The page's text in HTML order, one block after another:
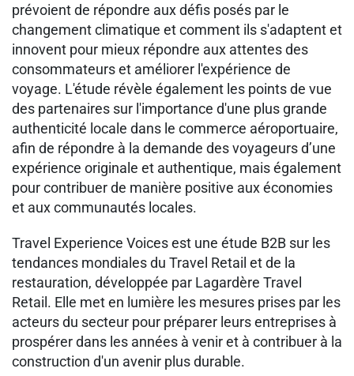
prévoient de répondre aux défis posés par le
changement climatique et comment ils s'adaptent et
innovent pour mieux répondre aux attentes des
consommateurs et améliorer l'expérience de
voyage. L'étude révèle également les points de vue
des partenaires sur l'importance d'une plus grande
authenticité locale dans le commerce aéroportuaire,
afin de répondre à la demande des voyageurs d’une
expérience originale et authentique, mais également
pour contribuer de manière positive aux économies
et aux communautés locales.
Travel Experience Voices est une étude B2B sur les
tendances mondiales du Travel Retail et de la
restauration, développée par Lagardère Travel
Retail. Elle met en lumière les mesures prises par les
acteurs du secteur pour préparer leurs entreprises à
prospérer dans les années à venir et à contribuer à la
construction d'un avenir plus durable.